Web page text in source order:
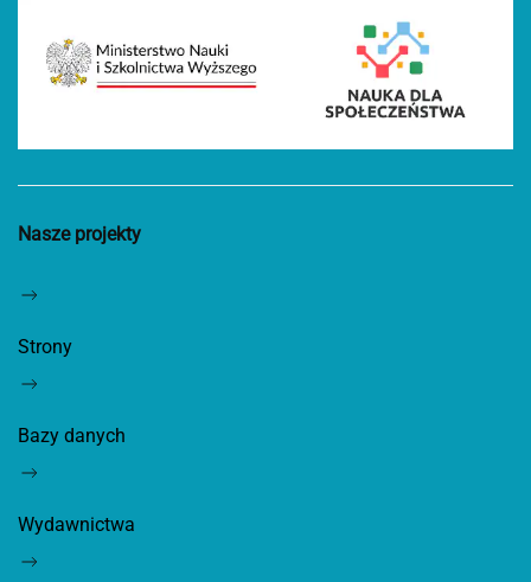
Nasze projekty
Strony
Bazy danych
Wydawnictwa